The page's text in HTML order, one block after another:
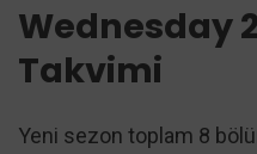
Wednesday
Takvimi
Yeni sezon toplam 8